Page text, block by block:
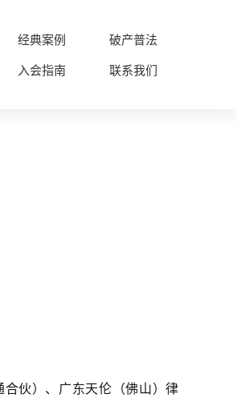
经典案例
破产普法
入会指南 联系我们
伙）、广东天伦（佛山）律